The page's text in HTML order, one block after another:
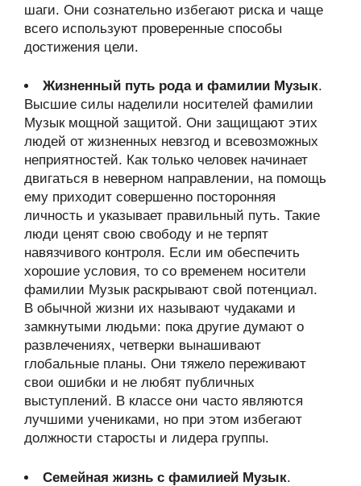
шаги. Они сознательно избегают риска и чаще
всего используют проверенные способы
достижения цели.
Жизненный путь рода и фамилии Музык.
Высшие силы наделили носителей фамилии
Музык мощной защитой. Они защищают этих
людей от жизненных невзгод и всевозможных
неприятностей. Как только человек начинает
двигаться в неверном направлении, на помощь
ему приходит совершенно посторонняя
личность и указывает правильный путь. Такие
люди ценят свою свободу и не терпят
навязчивого контроля. Если им обеспечить
хорошие условия, то со временем носители
фамилии Музык раскрывают свой потенциал.
В обычной жизни их называют чудаками и
замкнутыми людьми: пока другие думают о
развлечениях, четверки вынашивают
глобальные планы. Они тяжело переживают
свои ошибки и не любят публичных
выступлений. В классе они часто являются
лучшими учениками, но при этом избегают
должности старосты и лидера группы.
Семейная жизнь с фамилией Музык.